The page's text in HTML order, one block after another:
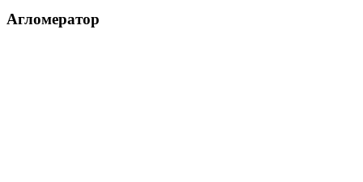
Агломератор